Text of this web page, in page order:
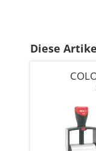
Diese